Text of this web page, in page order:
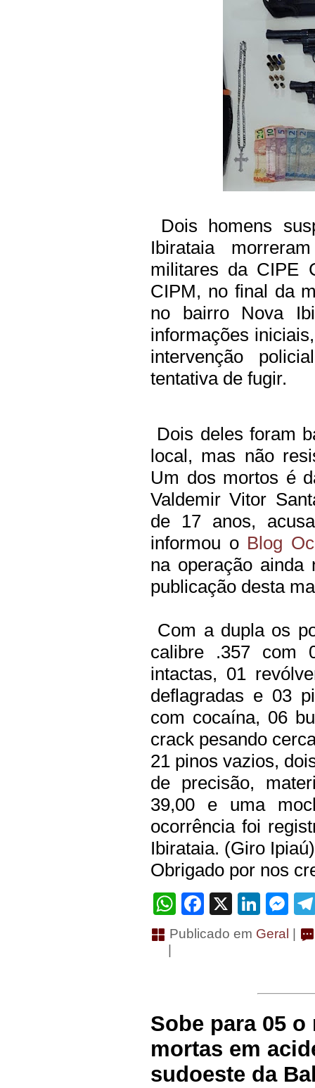
Dois homens
Ibirataia
militares da CIPE
CIPM, no final da
no bairro Nova
informações
intervenção
tentativa de fugir.
Dois deles foram
local, mas não
Um dos mortos é
Valdemir Vitor
de 17 anos,
informou o Blog
na operação ainda
publicação desta
Com a dupla os
calibre .357 com
intactas, 01
deflagradas e 03
com cocaína, 06
crack pesando
21 pinos vazios,
de precisão,
39,00 e uma
ocorrência foi
Ibirataia. (Giro Ipiaú)
Obrigado por nos
WhatsApp
Facebook
X
Publicado em Geral
Sobe para 05
mortas em
sudoeste da